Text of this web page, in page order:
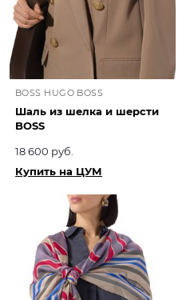
BOSS HUGO BOSS
Шаль из шелка и шерсти
BOSS
18 600 руб.
Купить на ЦУМ